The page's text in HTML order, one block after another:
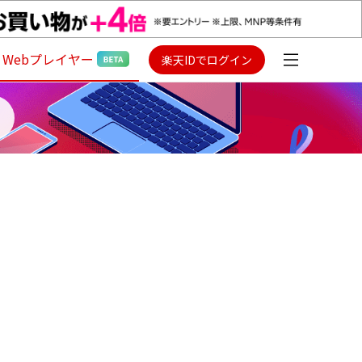
Webプレイヤー 楽天IDでログイン